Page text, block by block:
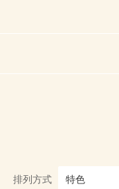
排列方式